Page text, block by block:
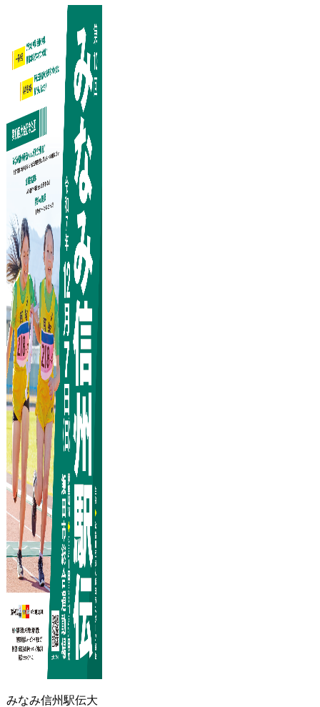
みなみ信州駅伝大